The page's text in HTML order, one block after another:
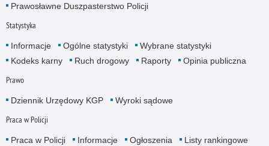
Prawosławne Duszpasterstwo Policji
Statystyka
Informacje Ogólne statystyki
Wybrane statystyki
Kodeks karny
Ruch drogowy Raporty Opinia publiczna
Prawo
Dziennik Urzędowy KGP Wyroki sądowe
Praca w Policji
Praca w Policji Informacje Ogłoszenia
Listy rankingowe